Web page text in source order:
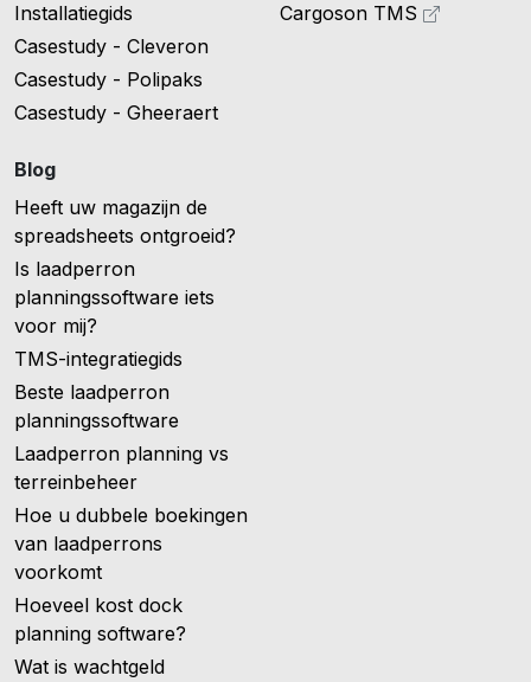
Installatiegids
Casestudy - Cleveron
Casestudy - Polipaks
Casestudy - Gheeraert
Blog
Heeft uw magazijn de
spreadsheets ontgroeid?
Is laadperron
planningssoftware iets
voor mij?
TMS-integratiegids
Beste laadperron
planningssoftware
Laadperron planning vs
terreinbeheer
Hoe u dubbele boekingen
van laadperrons
voorkomt
Hoeveel kost dock
planning software?
Wat is wachtgeld
Cargoson TMS